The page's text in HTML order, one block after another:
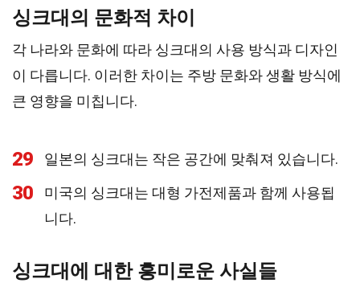
싱크대의 문화적 차이
각 나라와 문화에 따라 싱크대의 사용 방식과 디자인
이 다릅니다. 이러한 차이는 주방 문화와 생활 방식에
큰 영향을 미칩니다.
29 일본의 싱크대는 작은 공간에 맞춰져 있습니다.
30
미국의 싱크대는 대형 가전제품과 함께 사용됩
니다.
싱크대에 대한 흥미로운 사실들